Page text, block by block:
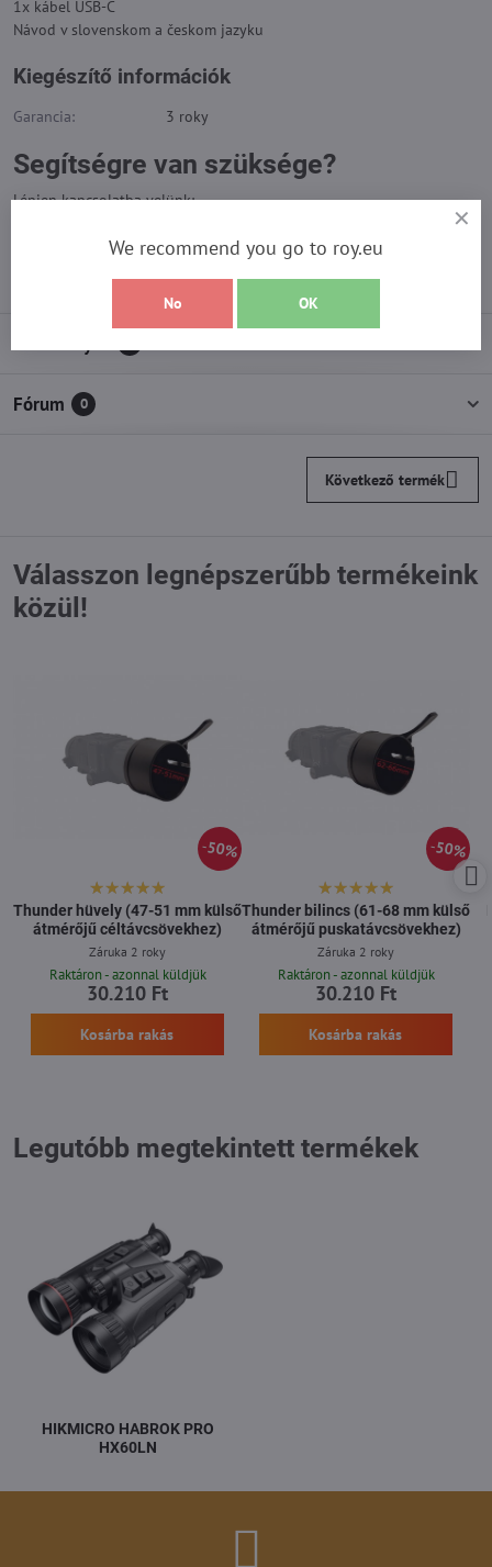
1x kábel USB-C
Návod v slovenskom a českom jazyku
Kiegészítő információk
Garancia: 3 roky
Segítségre van szüksége?
Lépjen kapcsolatba velünk:
info​@roy​.sk
Vélemények
Fórum 0
Következő termék
Válasszon legnépszerűbb termékeink
közül!
50%
Thunder hüvely (47-51 mm külső
átmérőjű céltávcsövekhez)
Záruka 2 roky
Raktáron - azonnal küldjük
30.210 Ft
Kosárba rakás
50%
Thunder bilincs (61-68 mm külső
átmérőjű puskatávcsövekhez)
Záruka 2 roky
Raktáron - azonnal küldjük
30.210 Ft
Kosárba rakás
Legutóbb megtekintett termékek
HIKMICRO HABROK PRO
HX60LN
We recommend you go to roy.eu
No OK